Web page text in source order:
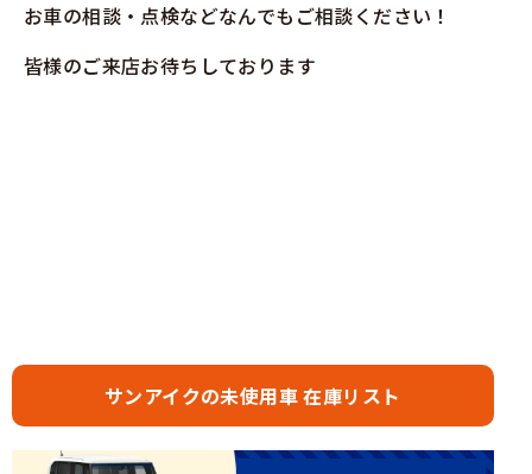
お車の相談・点検などなんでもご相談ください！
皆様のご来店お待ちしております
サンアイクの未使用車 在庫リスト